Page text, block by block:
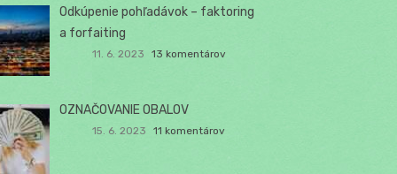
Odkúpenie pohľadávok – faktoring
a forfaiting
11. 6. 2023 13 komentárov
OZNAČOVANIE OBALOV
15. 6. 2023 11 komentárov